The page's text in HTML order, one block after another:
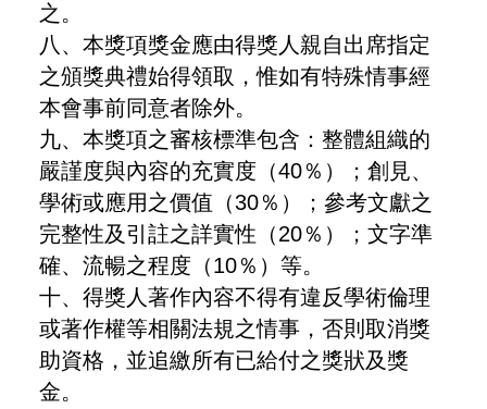
之。
八、本獎項獎金應由得獎人親自出席指定
之頒獎典禮始得領取，惟如有特殊情事經
本會事前同意者除外。
九、本獎項之審核標準包含：整體組織的
嚴謹度與內容的充實度（40％）；創見、
學術或應用之價值（30％）；參考文獻之
完整性及引註之詳實性（20％）；文字準
確、流暢之程度（10％）等。
十、得獎人著作內容不得有違反學術倫理
或著作權等相關法規之情事，否則取消獎
助資格，並追繳所有已給付之獎狀及獎
金。